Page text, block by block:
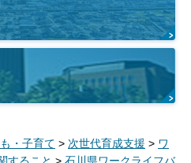
・子育て > 次世代育成支援 > ワ
すること > 石川県ワークライフバ